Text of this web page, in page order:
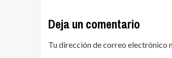
Deja un comentario
Tu dirección de correo electrónico